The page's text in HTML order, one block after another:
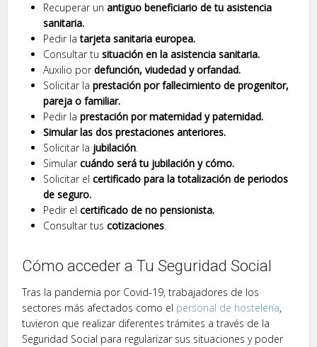
Recuperar unantiguo beneficiario de tu asistencia
sanitaria.
Pedir latarjeta sanitaria europea.
Consultar tusituación en la asistencia sanitaria.
Auxilio pordefunción, viudedad y orfandad.
Solicitar laprestación por fallecimiento de progenitor,
pareja o familiar.
Pedir laprestación por maternidad y paternidad.
Simular las dos prestaciones anteriores.
Solicitar la jubilación.
Simularcuándo será tu jubilación y cómo.
Solicitar elcertificado para la totalización de periodos
de seguro.
Pedir elcertificado de no pensionista.
Consultar tuscotizaciones.
Cómo acceder a Tu Seguridad Social
Tras la pandemia por Covid-19, trabajadores de los
sectores más afectados como el personal de hostelería,
tuvieron que realizar diferentes trámites a través de la
Seguridad Social para regularizar sus situaciones y poder